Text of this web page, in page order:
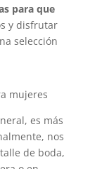
para que
y disfrutar
selección
es más
nos
de boda,